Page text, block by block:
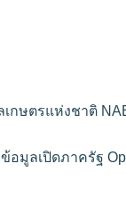
กษตรแห่งชาติ
อมูลเปิดภาครัฐ